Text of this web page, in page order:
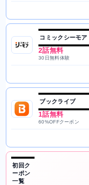
コミックシーモア
2話無料
30日無料体験
ブックライブ
1話無料
60%OFFクーポン
初回ク
ーポン
一覧